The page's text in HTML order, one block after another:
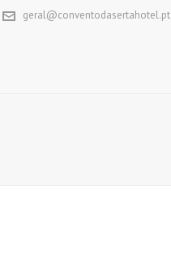
geral@conventodasertahotel.pt